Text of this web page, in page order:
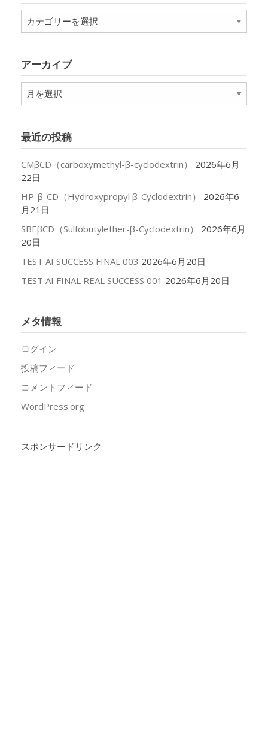
テ
ー
アーカイブ
ア
ー
ブ
最近の投稿
CMβCD（carboxymethyl-β-cyclodextrin）
2026年6月
22日
HP-β-CD（Hydroxypropyl β-Cyclodextrin）
2026年6
月21日
SBEβCD（Sulfobutylether-β-Cyclodextrin）
2026年6月
20日
TEST AI SUCCESS FINAL 003 2026年6月20日
TEST AI FINAL REAL SUCCESS 001 2026年6月20日
メタ情報
ログイン
投稿フィード
コメントフィード
WordPress.org
スポンサードリンク